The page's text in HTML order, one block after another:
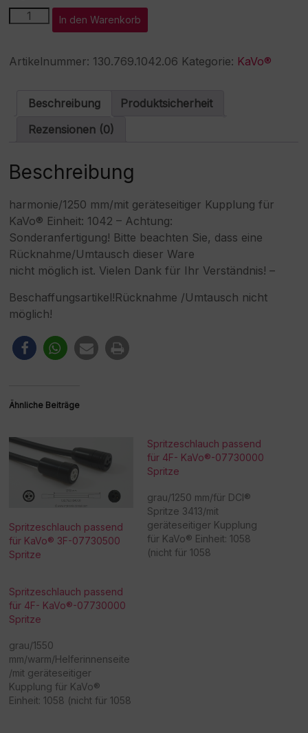
Spritzeschlauch
passend
4F-
KaVo®-07730000
Menge
In den Warenkorb
l
e
t
Artikelnummer: 130.769.1042.06 Kategorie: KaVo®
Beschreibung
Produktsicherheit
Rezensionen (0)
Beschreibung
harmonie/1250 mm/mit geräteseitiger Kupplung für
KaVo® Einheit: 1042 – Achtung:
Sonderanfertigung! Bitte beachten Sie, dass eine
Rücknahme/Umtausch dieser Ware
nicht möglich ist. Vielen Dank für Ihr Verständnis! –
Beschaffungsartikel!Rücknahme /Umtausch nicht
möglich!
Ähnliche Beiträge
Spritzeschlauch passend
für KaVo® 3F-07730500
Spritze
Spritzeschlauch passend
für 4F- KaVo®-07730000
Spritze
grau/1250 mm/für DCI®
Spritze 3413/mit
geräteseitiger Kupplung
für KaVo® Einheit: 1058
(nicht für 1058
Spritzeschlauch passend
für 4F- KaVo®-07730000
Spritze
grau/1550
mm/warm/Helferinnenseite
/mit geräteseitiger
Kupplung für KaVo®
Einheit: 1058 (nicht für 1058